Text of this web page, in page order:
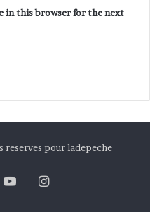
in this browser for the next
pour ladepeche
YouTubeInstagram